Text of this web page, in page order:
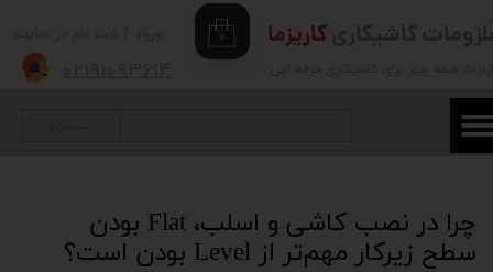
۰
تغییر گذر واژه
سفارشات
کاریزما
چرا در نصب کاشی و اسلب، Flat بودن
سطح زیرکار مهم‌تر از Level بودن است؟